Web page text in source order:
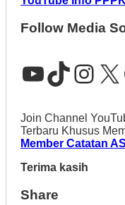
Follow Media
YouTube
TikTok
X
Join Channel
Terbaru Khusus
Member Catatan
Terima kasih
Share